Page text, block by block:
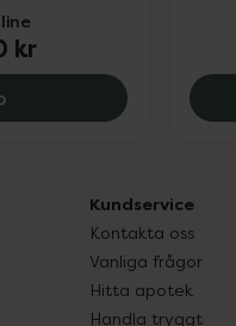
kr
MASQ+ After sun, 47.9
Kundservice
Kontakta oss
Vanliga frågor
Hitta apotek
Handla tryggt